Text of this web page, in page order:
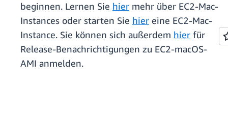
beginnen. Lernen Sie hier mehr über EC2-Mac-
Instances oder starten Sie hier eine EC2-Mac-
Instance. Sie können sich außerdem hier für
Release-Benachrichtigungen zu EC2-macOS-
AMI anmelden.